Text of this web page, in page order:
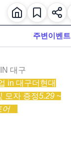
주변이벤트
대구
in 대구더현대
모자 증정5.29 ~
어